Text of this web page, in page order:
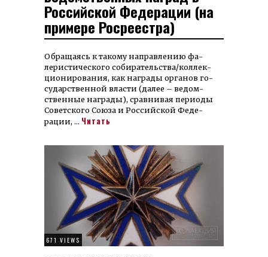
Российской Федерации (на
примере Росреестра)
Обра­щаясь к та­кому направ­ле­нию фа­
лерис­тичес­кого со­би­ра­тель­ства/кол­лек­
цио­ниро­вания, как наг­рады орга­нов го­
судар­ст­вен­ной влас­ти (далее – ведом­
ствен­ные наг­рады), срав­нивая периоды
Со­вет­ского Союза и Рос­сийской Феде­
рации, … Читать
671 VIEWS